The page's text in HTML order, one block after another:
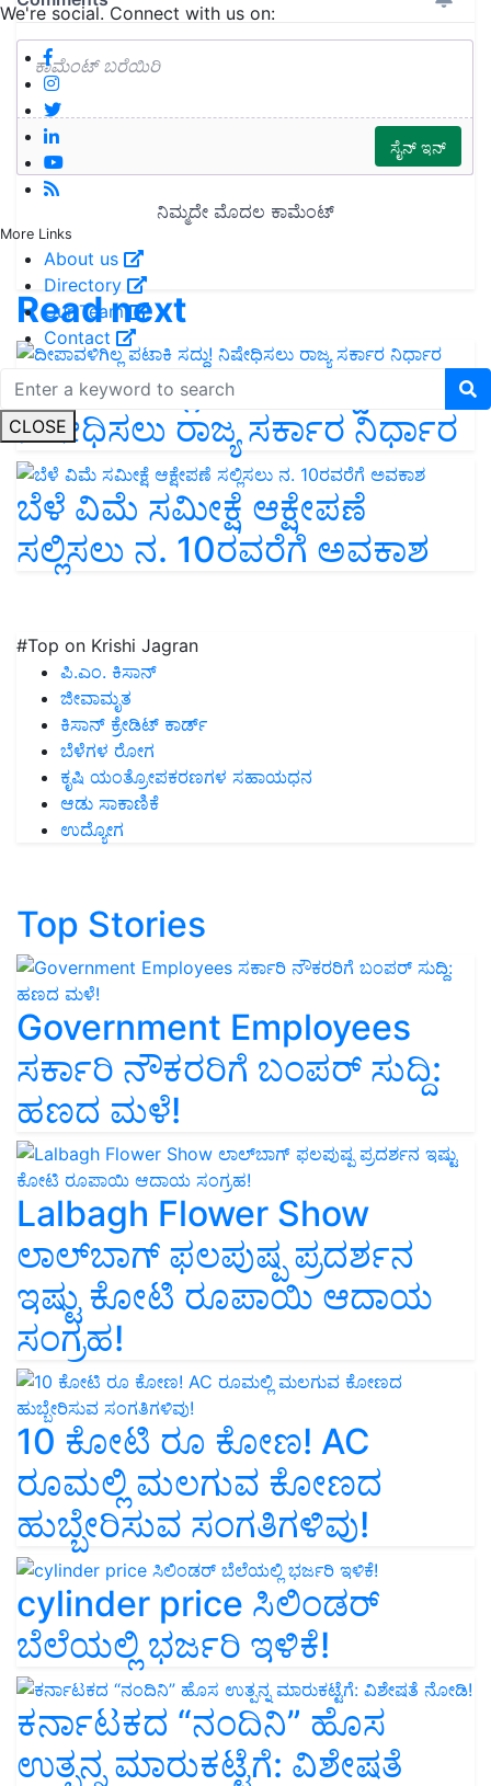
We're social. Connect with us on:
More Links
About us
Directory
Our Team
Contact
CLOSE
Read next
ದೀಪಾವಳಿಗಿಲ್ಲ ಪಟಾಕಿ ಸದ್ದು!
ನಿಷೇಧಿಸಲು ರಾಜ್ಯ ಸರ್ಕಾರ ನಿರ್ಧಾರ
ಬೆಳೆ ವಿಮೆ ಸಮೀಕ್ಷೆ ಆಕ್ಷೇಪಣೆ
ಸಲ್ಲಿಸಲು ನ. 10ರವರೆಗೆ ಅವಕಾಶ
#Top on Krishi Jagran
ಪಿ.ಎಂ. ಕಿಸಾನ್
ಜೀವಾಮೃತ
ಕಿಸಾನ್ ಕ್ರೇಡಿಟ್ ಕಾರ್ಡ್
ಬೆಳೆಗಳ ರೋಗ
ಕೃಷಿ ಯಂತ್ರೋಪಕರಣಗಳ ಸಹಾಯಧನ
ಆಡು ಸಾಕಾಣಿಕೆ
ಉದ್ಯೋಗ
Top Stories
Government Employees
ಸರ್ಕಾರಿ ನೌಕರರಿಗೆ ಬಂಪರ್‌ ಸುದ್ದಿ:
ಹಣದ ಮಳೆ!
Lalbagh Flower Show
ಲಾಲ್‌ಬಾಗ್ ಫಲಪುಷ್ಪ ಪ್ರದರ್ಶನ
ಇಷ್ಟು ಕೋಟಿ ರೂಪಾಯಿ ಆದಾಯ
ಸಂಗ್ರಹ!
10 ಕೋಟಿ ರೂ ಕೋಣ! AC
ರೂಮಲ್ಲಿ ಮಲಗುವ ಕೋಣದ
ಹುಬ್ಬೇರಿಸುವ ಸಂಗತಿಗಳಿವು!
cylinder price ಸಿಲಿಂಡರ್‌
ಬೆಲೆಯಲ್ಲಿ ಭರ್ಜರಿ ಇಳಿಕೆ!
ಕರ್ನಾಟಕದ “ನಂದಿನಿ” ಹೊಸ
ಉತ್ಪನ್ನ ಮಾರುಕಟ್ಟೆಗೆ: ವಿಶೇಷತೆ